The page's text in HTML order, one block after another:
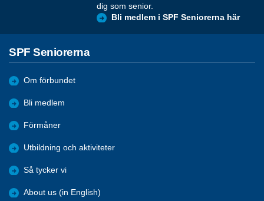
dig som senior.
Bli medlem i SPF Seniorerna här
SPF Seniorerna
Om förbundet
Bli medlem
Förmåner
Utbildning och aktiviteter
Så tycker vi
About us (in English)